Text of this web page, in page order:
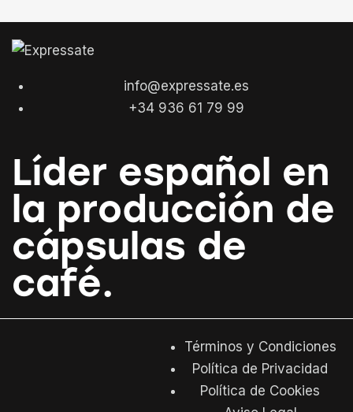
info@expressate.es
+34 936 61 79 99
Líder español en
la producción de
cápsulas de
café.
Términos y Condiciones
Política de Privacidad
Política de Cookies